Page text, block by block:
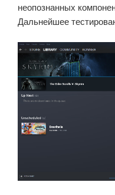
неопознанных
Дальнейшее